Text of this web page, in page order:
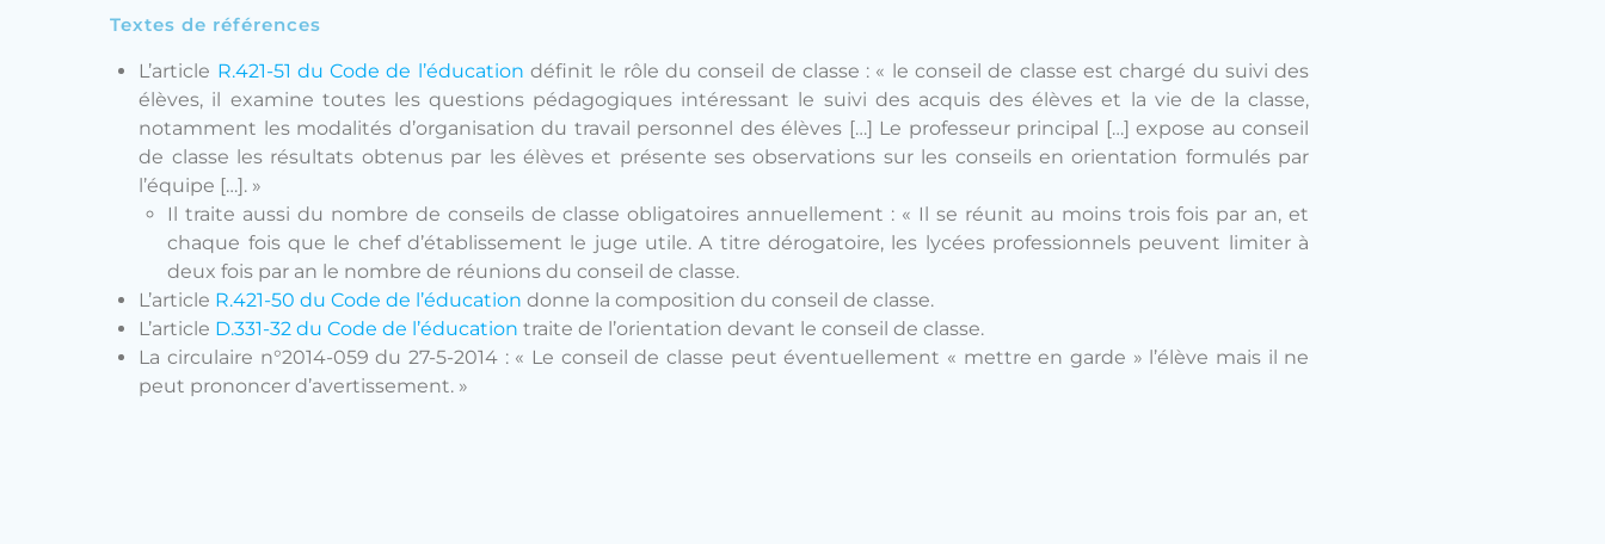
Textes de références
L’article R.421-51 du Code de l’éducation définit le rôle du conseil de classe : « le conseil de classe est chargé du suivi des
élèves, il examine toutes les questions pédagogiques intéressant le suivi des acquis des élèves et la vie de la classe,
notamment les modalités d’organisation du travail personnel des élèves […] Le professeur principal […] expose au conseil
de classe les résultats obtenus par les élèves et présente ses observations sur les conseils en orientation formulés par
l’équipe […]. »
Il traite aussi du nombre de conseils de classe obligatoires annuellement : « Il se réunit au moins trois fois par an, et
chaque fois que le chef d’établissement le juge utile. A titre dérogatoire, les lycées professionnels peuvent limiter à
deux fois par an le nombre de réunions du conseil de classe.
L’article R.421-50 du Code de l’éducation donne la composition du conseil de classe.
L’article D.331-32 du Code de l’éducation traite de l’orientation devant le conseil de classe.
La circulaire n°2014-059 du 27-5-2014 : « Le conseil de classe peut éventuellement « mettre en garde » l’élève mais il ne
peut prononcer d’avertissement. »